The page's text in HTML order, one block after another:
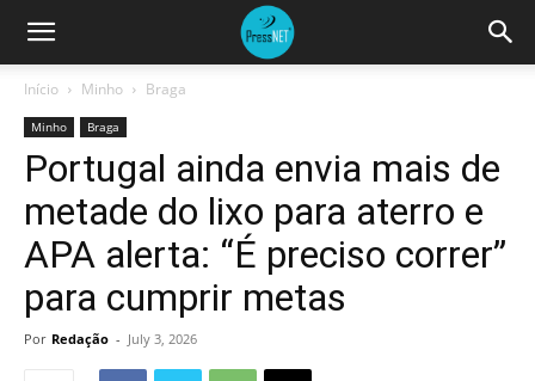
Início Minho Braga
Minho Braga
Portugal ainda envia mais de
metade do lixo para aterro e
APA alerta: “É preciso correr”
para cumprir metas
Por Redação - July 3, 2026